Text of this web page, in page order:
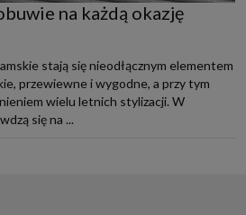
na każdą okazję
stają się nieodłącznym elementem
przewiewne i wygodne, a przy tym
wielu letnich stylizacji. W
się na ...